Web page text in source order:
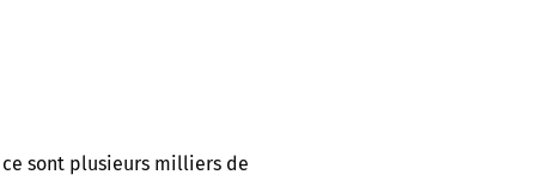
ce sont plusieurs milliers de